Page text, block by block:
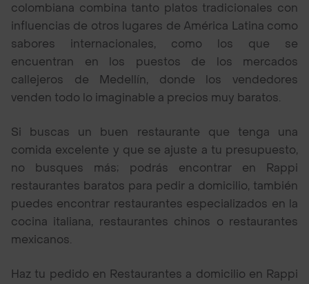
colombiana combina tanto platos tradicionales con
influencias de otros lugares de América Latina como
sabores internacionales, como los que se
encuentran en los puestos de los mercados
callejeros de Medellín, donde los vendedores
venden todo lo imaginable a precios muy baratos.
Si buscas un buen restaurante que tenga una
comida excelente y que se ajuste a tu presupuesto,
no busques más; podrás encontrar en Rappi
restaurantes baratos para pedir a domicilio, también
puedes encontrar restaurantes especializados en la
cocina italiana, restaurantes chinos o restaurantes
mexicanos.
Haz tu pedido en Restaurantes a domicilio en Rappi